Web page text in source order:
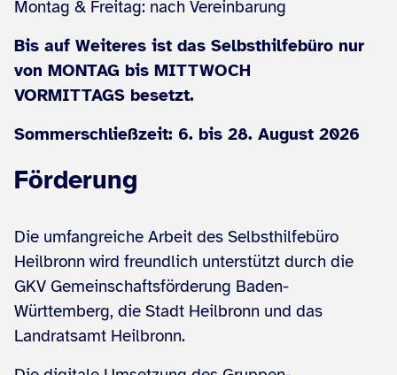
Montag & Freitag: nach Vereinbarung
Bis auf Weiteres ist das Selbsthilfebüro nur
von MONTAG bis MITTWOCH
VORMITTAGS besetzt.
Sommerschließzeit: 6. bis 28. August 2026
Förderung
Die umfangreiche Arbeit des Selbsthilfebüro
Heilbronn wird freundlich unterstützt durch die
GKV Gemeinschaftsförderung Baden-
Württemberg, die Stadt Heilbronn und das
Landratsamt Heilbronn.